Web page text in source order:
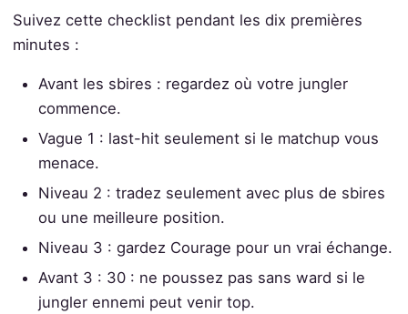
Suivez cette checklist pendant les dix premières
minutes :
Avant les sbires : regardez où votre jungler
commence.
Vague 1 : last-hit seulement si le matchup vous
menace.
Niveau 2 : tradez seulement avec plus de sbires
ou une meilleure position.
Niveau 3 : gardez Courage pour un vrai échange.
Avant 3 : 30 : ne poussez pas sans ward si le
jungler ennemi peut venir top.